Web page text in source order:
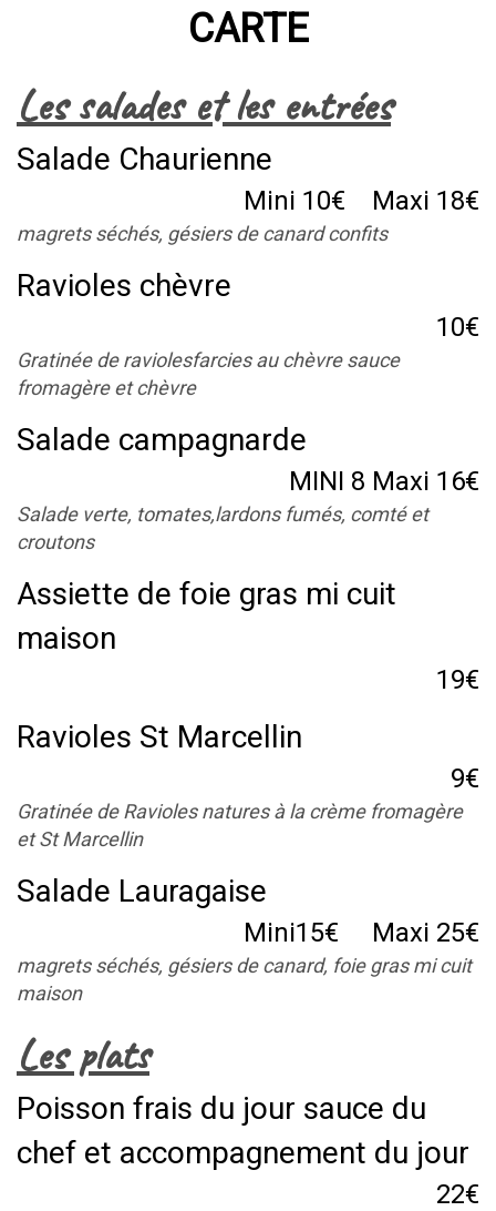
CARTE
Les salades et les entrées
Salade Chaurienne
Mini 10€ Maxi 18€
magrets séchés, gésiers de canard confits
Ravioles chèvre
10€
Gratinée de raviolesfarcies au chèvre sauce
fromagère et chèvre
Salade campagnarde
MINI 8 Maxi 16€
Salade verte, tomates,lardons fumés, comté et
croutons
Assiette de foie gras mi cuit
maison
19€
Ravioles St Marcellin
9€
Gratinée de Ravioles natures à la crème fromagère
et St Marcellin
Salade Lauragaise
Mini15€ Maxi 25€
magrets séchés, gésiers de canard, foie gras mi cuit
maison
Les plats
Poisson frais du jour sauce du
chef et accompagnement du jour
22€